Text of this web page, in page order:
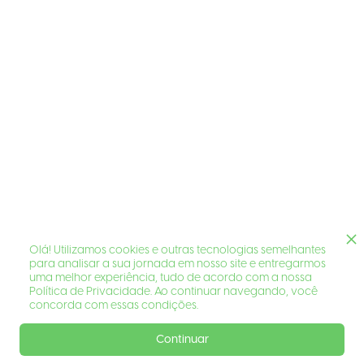
Olá! Utilizamos cookies e outras tecnologias semelhantes
para analisar a sua jornada em nosso site e entregarmos
uma melhor experiência, tudo de acordo com a nossa
Política de Privacidade. Ao continuar navegando, você
concorda com essas condições.
Continuar